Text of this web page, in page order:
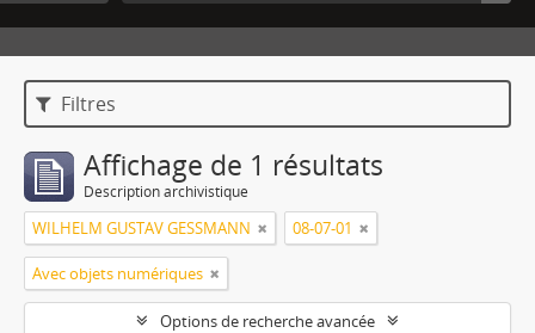
Filtres
Affichage de 1 résultats
Description archivistique
WILHELM GUSTAV GESSMANN 08-07-01
Avec objets numériques
Options de recherche avancée